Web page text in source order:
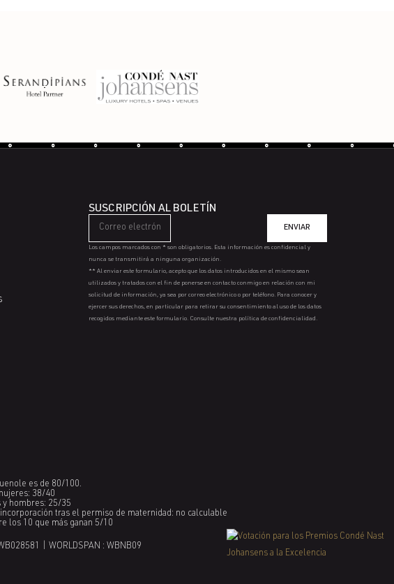
SUSCRIPCIÓN AL BOLETÍN
ENVIAR
Los campos marcados con * son obligatorios. Esta información es confidencial y
nunca se transmitirá a ninguna organización.
** Al enviar este formulario, acepto que los datos introducidos en el mismo sean
utilizados y tratados con el fin de ponerse en contacto conmigo en relación con mi
solicitud de información, ya sea por correo electrónico o por teléfono. Para conocer y
ejercer sus derechos, en particular para retirar su consentimiento al uso de los datos
recogidos mediante este formulario. Consulte nuestra política de confidencialidad.
es de 80/100.
38/40
y hombres: 25/35
tras el permiso de maternidad: no calculable
los 10 que más ganan 5/10
| WORLDSPAN : WBNB09